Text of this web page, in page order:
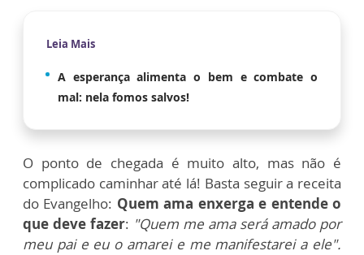
Leia Mais
A esperança alimenta o bem e combate o
mal: nela fomos salvos!
O ponto de chegada é muito alto, mas não é
complicado caminhar até lá! Basta seguir a receita
do Evangelho: Quem ama enxerga e entende o
que deve fazer: "Quem me ama será amado por
meu pai e eu o amarei e me manifestarei a ele".